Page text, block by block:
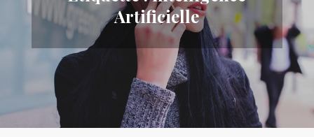
Artificielle